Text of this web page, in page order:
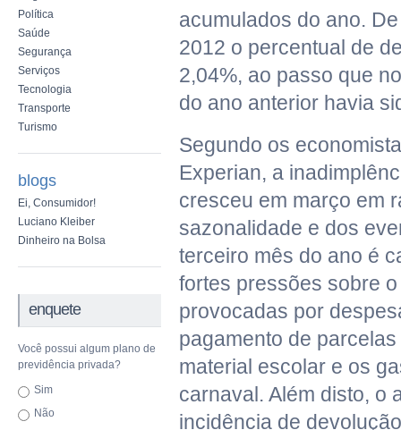
Política
Saúde
Segurança
Serviços
Tecnologia
Transporte
Turismo
blogs
Ei, Consumidor!
Luciano Kleiber
Dinheiro na Bolsa
enquete
Você possui algum plano de
previdência privada?
Sim
Não
acumulados do ano.
2012 o percentual de
2,04%, ao passo que
do ano anterior havia
Segundo os
Experian, a
cresceu em março em
sazonalidade e dos
terceiro mês do ano é
fortes pressões sobre
provocadas por
pagamento de parcelas
material escolar e os
carnaval. Além disto, o
incidência de